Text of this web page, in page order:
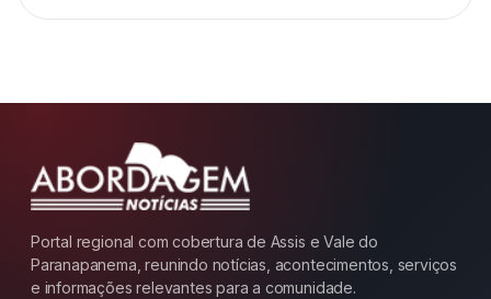
Portal regional com cobertura de Assis e Vale do
Paranapanema, reunindo notícias, acontecimentos, serviços
e informações relevantes para a comunidade.